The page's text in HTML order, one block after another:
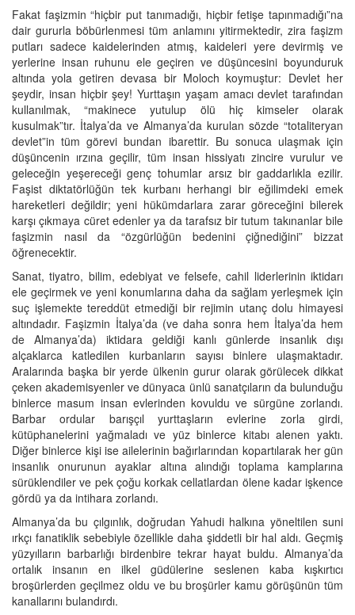
Fakat faşizmin “hiçbir put tanımadığı, hiçbir fetişe tapınmadığı”na
dair gururla böbürlenmesi tüm anlamını yitirmektedir, zira faşizm
putları sadece kaidelerinden atmış, kaideleri yere devirmiş ve
yerlerine insan ruhunu ele geçiren ve düşüncesini boyunduruk
altında yola getiren devasa bir Moloch koymuştur: Devlet her
şeydir, insan hiçbir şey! Yurttaşın yaşam amacı devlet tarafından
kullanılmak, “makinece yutulup ölü hiç kimseler olarak
kusulmak”tır. İtalya’da ve Almanya’da kurulan sözde “totaliteryan
devlet”in tüm görevi bundan ibarettir. Bu sonuca ulaşmak için
düşüncenin ırzına geçilir, tüm insan hissiyatı zincire vurulur ve
geleceğin yeşereceği genç tohumlar arsız bir gaddarlıkla ezilir.
Faşist diktatörlüğün tek kurbanı herhangi bir eğilimdeki emek
hareketleri değildir; yeni hükümdarlara zarar göreceğini bilerek
karşı çıkmaya cüret edenler ya da tarafsız bir tutum takınanlar bile
faşizmin nasıl da “özgürlüğün bedenini çiğnediğini” bizzat
öğrenecektir.
Sanat, tiyatro, bilim, edebiyat ve felsefe, cahil liderlerinin iktidarı
ele geçirmek ve yeni konumlarına daha da sağlam yerleşmek için
suç işlemekte tereddüt etmediği bir rejimin utanç dolu himayesi
altındadır. Faşizmin İtalya’da (ve daha sonra hem İtalya’da hem
de Almanya’da) iktidara geldiği kanlı günlerde insanlık dışı
alçaklarca katledilen kurbanların sayısı binlere ulaşmaktadır.
Aralarında başka bir yerde ülkenin gurur olarak görülecek dikkat
çeken akademisyenler ve dünyaca ünlü sanatçıların da bulunduğu
binlerce masum insan evlerinden kovuldu ve sürgüne zorlandı.
Barbar ordular barışçıl yurttaşların evlerine zorla girdi,
kütüphanelerini yağmaladı ve yüz binlerce kitabı alenen yaktı.
Diğer binlerce kişi ise ailelerinin bağırlarından kopartılarak her gün
insanlık onurunun ayaklar altına alındığı toplama kamplarına
sürüklendiler ve pek çoğu korkak cellatlardan ölene kadar işkence
gördü ya da intihara zorlandı.
Almanya’da bu çılgınlık, doğrudan Yahudi halkına yöneltilen suni
ırkçı fanatiklik sebebiyle özellikle daha şiddetli bir hal aldı. Geçmiş
yüzyılların barbarlığı birdenbire tekrar hayat buldu. Almanya’da
ortalık insanın en ilkel güdülerine seslenen kaba kışkırtıcı
broşürlerden geçilmez oldu ve bu broşürler kamu görüşünün tüm
kanallarını bulandırdı.